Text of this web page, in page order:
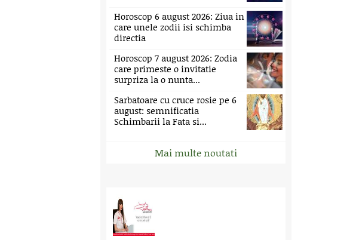
Horoscop 6 august 2026: Ziua in
care unele zodii isi schimba
directia
Horoscop 7 august 2026: Zodia
care primeste o invitatie
surpriza la o nunta...
Sarbatoare cu cruce rosie pe 6
august: semnificatia
Schimbarii la Fata si...
Mai multe noutati